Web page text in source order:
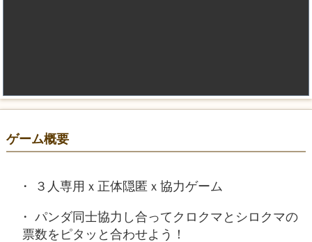
ゲーム概要
３人専用ｘ正体隠匿ｘ協力ゲーム
パンダ同士協力し合ってクロクマとシロクマの
票数をピタッと合わせよう！